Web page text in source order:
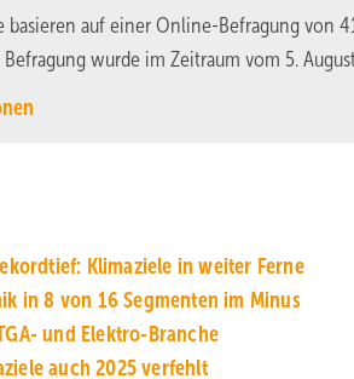
basieren auf einer Online-Befragung
wurde im Zeitraum vom 5.
Kli­ma­zie­le in wei­ter Fer­ne
in 8 von 16 Segmenten im Minus
und Elek­tro-Branche
auch 2025 ver­fehlt